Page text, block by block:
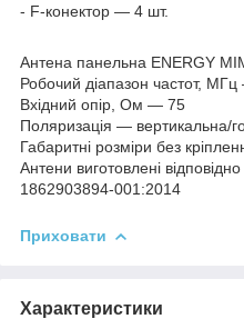
- F-конектор — 4 шт.
Антена панельна ENERGY
Робочий діапазон частот,
Вхідний опір, Ом — 75
Поляризація — вертикальна/
Габаритні розміри без
Антени виготовлені
1862903894-001:2014
Приховати
Характеристики